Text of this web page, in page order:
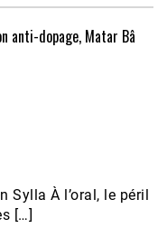
anti-dopage, Matar Bâ
Sylla À l’oral, le péril
[…]